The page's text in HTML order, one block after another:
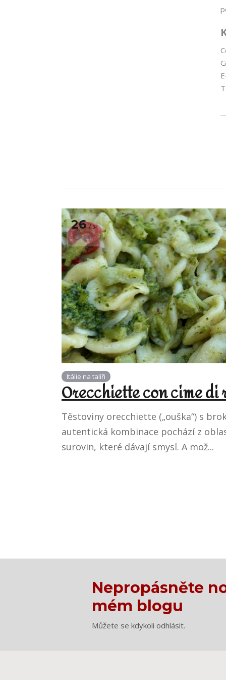
26 04
2026
Itálie na talíři
Orecchiette con cime di
Těstoviny orecchiette („ouška“) s
autentická kombinace pochází z
surovin, které dávají smysl. A mož...
Nepropásněte
mém blogu
Můžete se kdykoli odhlásit.